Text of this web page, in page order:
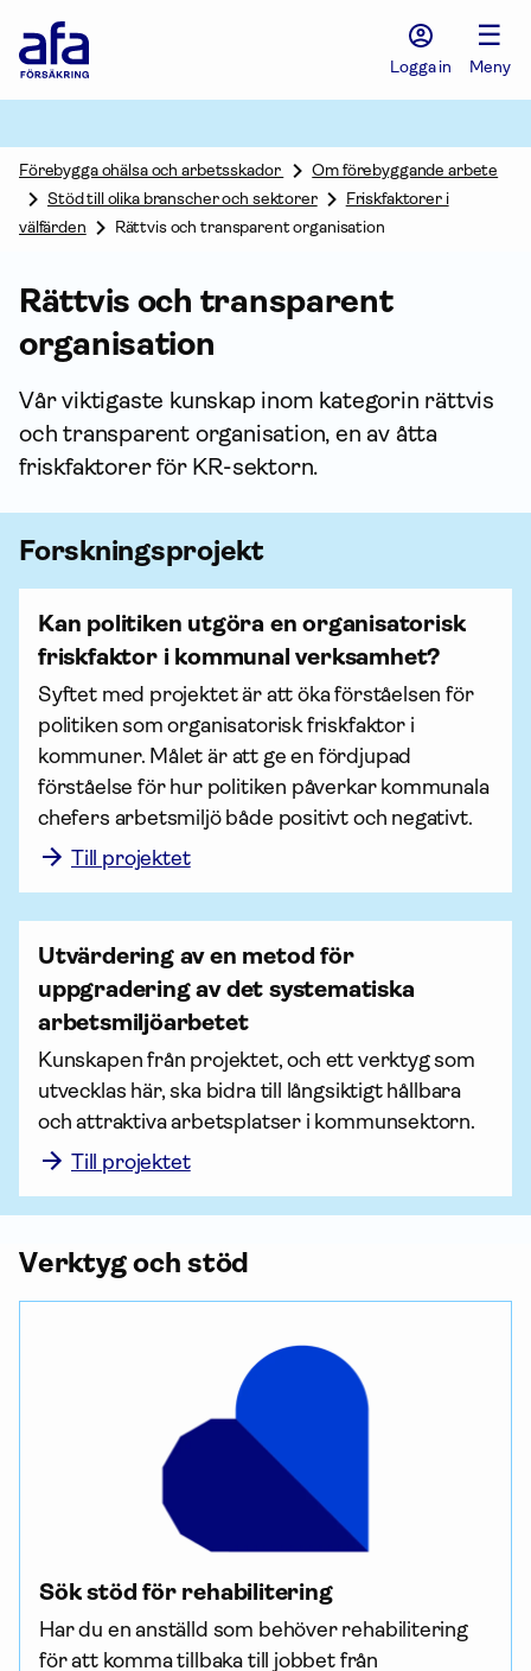
Försäkring
Logga in
☰
Meny
Förebygga ohälsa och arbetsskador
Om förebyggande arbete
Stöd till olika branscher och sektorer
Friskfaktorer i
välfärden
Rättvis och transparent organisation
Rättvis och transparent
organisation
Vår viktigaste kunskap inom kategorin rättvis
och transparent organisation, en av åtta
friskfaktorer för KR-sektorn.
Forsknings­projekt
Kan politiken utgöra en organisatorisk
friskfaktor i kommunal verksamhet?
Syftet med projektet är att öka förståelsen för
politiken som organisatorisk friskfaktor i
kommuner. Målet är att ge en fördjupad
förståelse för hur politiken påverkar kommunala
chefers arbetsmiljö både positivt och negativt.
Till projektet
Utvärdering av en metod för
uppgradering av det systematiska
arbets­miljö­arbetet
Kunskapen från projektet, och ett verktyg som
utvecklas här, ska bidra till långsiktigt hållbara
och attraktiva arbetsplatser i kommunsektorn.
Till projektet
Verktyg och stöd
Sök stöd för rehabilitering
Har du en anställd som behöver rehabilitering
för att komma tillbaka till jobbet från